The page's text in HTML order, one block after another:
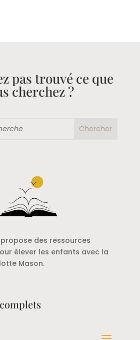
pas trouvé ce que
cherchez ?
des ressources
élever les enfants avec la
Mason.